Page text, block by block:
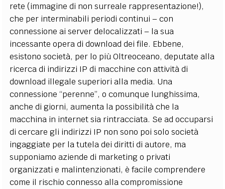
rete (immagine di non surreale rappresentazione!),
che per interminabili periodi continui – con
connessione ai server delocalizzati – la sua
incessante opera di download dei file. Ebbene,
esistono società, per lo più Oltreoceano, deputate alla
ricerca di indirizzi IP di macchine con attività di
download illegale superiori alla media. Una
connessione “perenne”, o comunque lunghissima,
anche di giorni, aumenta la possibilità che la
macchina in internet sia rintracciata. Se ad occuparsi
di cercare gli indirizzi IP non sono poi solo società
ingaggiate per la tutela dei diritti di autore, ma
supponiamo aziende di marketing o privati
organizzati e malintenzionati, è facile comprendere
come il rischio connesso alla compromissione